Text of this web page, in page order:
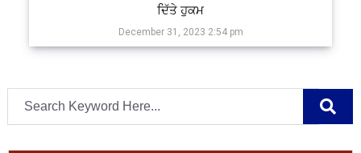
ਦਿੱਤੇ ਹੁਕਮ
December 31, 2023 2:54 pm